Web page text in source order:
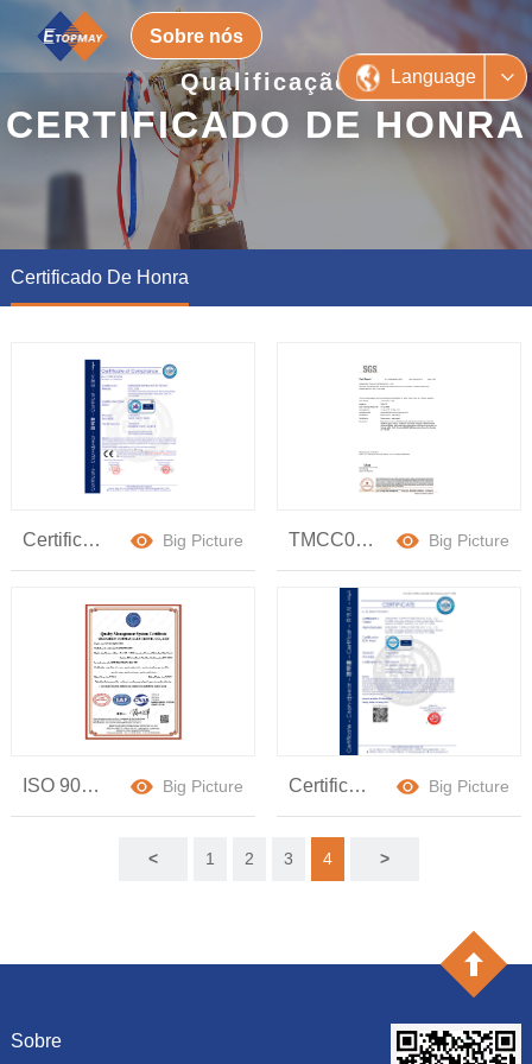
Sobre nós
Language
Qualificação
CERTIFICADO DE HONRA
Certificado De Honra
Certificado CE Big Picture TMCC02-Alta tensão Big Picture
ISO 9001:2015 Big Picture Certificado CE Big Picture
< 1 2 3 4 >
Sobre